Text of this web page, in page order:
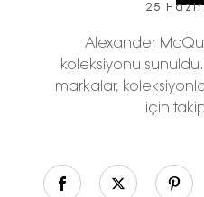
25
Alexander
koleksiyonu
markalar,
için